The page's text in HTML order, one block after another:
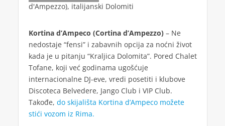
Kortina d’Ampeco (Cortina d’Ampezzo)– Ne
nedostaje “fensi” i zabavnih opcija za noćni život
kada je u pitanju “Kraljica Dolomita”. Pored Chalet
Tofane, koji već godinama ugošćuje
internacionalne DJ-eve, vredi posetiti i klubove
Discoteca Belvedere, Jango Club i VIP Club.
Takođe, do skijališta Kortina d’Ampeco možete
stići vozom iz Rima.